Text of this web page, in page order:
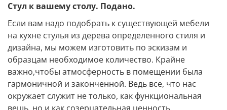
Стул к вашему столу. Подано.
Если вам надо подобрать к существующей мебели
на кухне стулья из дерева определенного стиля и
дизайна, мы можем изготовить по эскизам и
образцам необходимое количество. Крайне
важно,чтобы атмосферность в помещении была
гармоничной и законченной. Ведь все, что нас
окружает служит не только, как функциональная